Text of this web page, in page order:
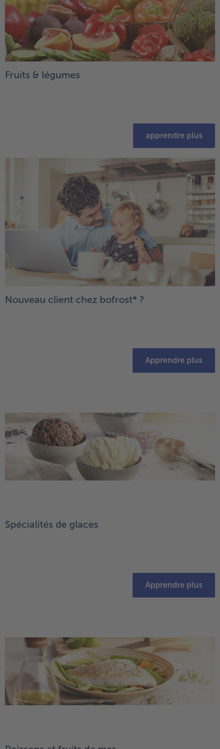
Fruits & légumes
apprendre plus
Nouveau client chez bofrost* ?
Apprendre plus
Spécialités de glaces
Apprendre plus